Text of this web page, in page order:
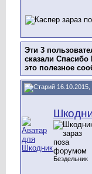
Эти 3
сказали Спасибо
это полезное
16.10.2015,
Бездельник